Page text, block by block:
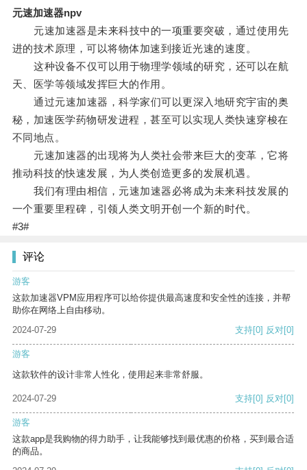
元速加速器npv
元速加速器是未来科技中的一项重要突破，通过使用先
进的技术原理，可以将物体加速到接近光速的速度。
这种设备不仅可以用于物理学领域的研究，还可以在航
天、医学等领域发挥巨大的作用。
通过元速加速器，科学家们可以更深入地研究宇宙的奥
秘，加速医学药物研发进程，甚至可以实现人类快速穿梭在
不同地点。
元速加速器的出现将为人类社会带来巨大的变革，它将
推动科技的快速发展，为人类创造更多的发展机遇。
我们有理由相信，元速加速器必将成为未来科技发展的
一个重要里程碑，引领人类文明开创一个新的时代。
#3#
评论
游客
这款加速器VPM应用程序可以给你提供最高速度和安全性的连接，并帮
助你在网络上自由移动。
2024-07-29
支持[0] 反对[0]
游客
这款软件的设计非常人性化，使用起来非常舒服。
2024-07-29 支持[0] 反对[0]
游客
这款app是我购物的得力助手，让我能够找到最优惠的价格，买到最合适
的商品。